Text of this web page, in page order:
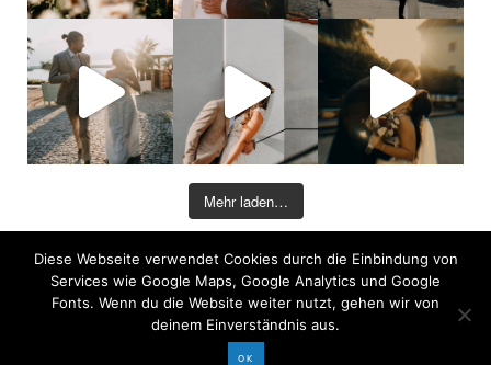
Mehr laden…
©2026 COPYRIGHT DAVID KOHLRUSS
Impressum Datenschutz
Diese Webseite verwendet Cookies durch die Einbindung von
Services wie Google Maps, Google Analytics und Google
Fonts. Wenn du die Website weiter nutzt, gehen wir von
deinem Einverständnis aus.
OK